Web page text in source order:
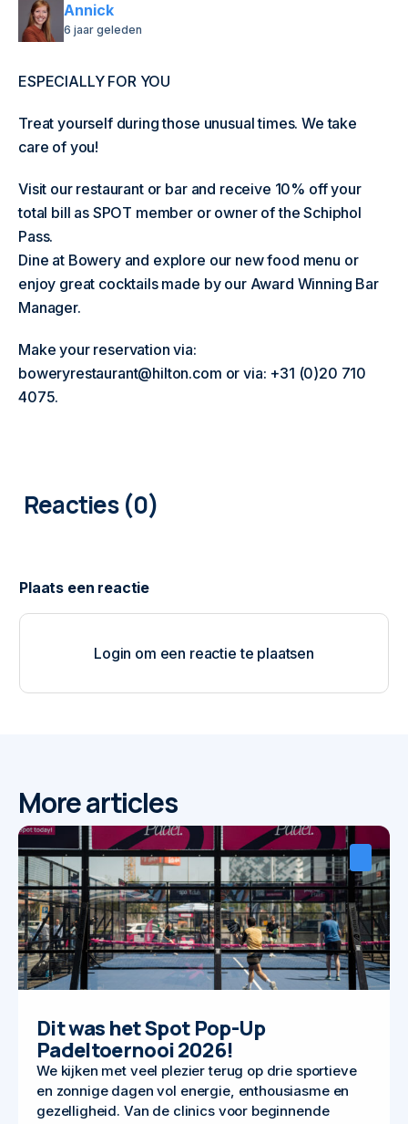
Annick
6 jaar geleden
ESPECIALLY FOR YOU
Treat yourself during those unusual times. We take
care of you!
Visit our restaurant or bar and receive 10% off your
total bill as SPOT member or owner of the Schiphol
Pass.
Dine at Bowery and explore our new food menu or
enjoy great cocktails made by our Award Winning Bar
Manager.
Make your reservation via:
boweryrestaurant@hilton.com or via: +31 (0)20 710
4075.
Login om een reactie te plaatsen
0
More articles
Dit was het Spot Pop-Up
Padeltoernooi 2026!
We kijken met veel plezier terug op drie sportieve
en zonnige dagen vol energie, enthousiasme en
gezelligheid. Van de clinics voor beginnende